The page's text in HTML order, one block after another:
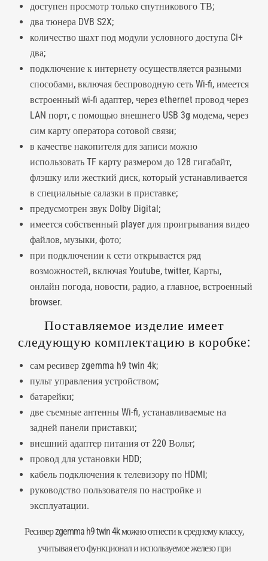
доступен просмотр только спутникового ТВ;
два тюнера DVB S2X;
количество шахт под модули условного доступа Ci+
два;
подключение к интернету осуществляется разными
способами, включая беспроводную сеть Wi-fi, имеется
встроенный wi-fi адаптер, через ethernet провод через
LAN порт, с помощью внешнего USB 3g модема, через
сим карту оператора сотовой связи;
в качестве накопителя для записи можно
использовать TF карту размером до 128 гигабайт,
флэшку или жесткий диск, который устанавливается
в специальные салазки в приставке;
предусмотрен звук Dolby Digital;
имеется собственный player для проигрывания видео
файлов, музыки, фото;
при подключении к сети открывается ряд
возможностей, включая Youtube, twitter, Карты,
онлайн погода, новости, радио, а главное, встроенный
browser.
Поставляемое изделие имеет
следующую комплектацию в коробке:
сам ресивер zgemma h9 twin 4k;
пульт управления устройством;
батарейки;
две съемные антенны Wi-fi, устанавливаемые на
задней панели приставки;
внешний адаптер питания от 220 Вольт;
провод для установки HDD;
кабель подключения к телевизору по HDMI;
руководство пользователя по настройке и
эксплуатации.
Ресивер zgemma h9 twin 4k можно отнести к среднему классу,
учитывая его функционал и используемое железо при